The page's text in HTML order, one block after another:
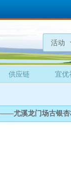
活动
供应链 宜优
尤溪龙门场古银杏